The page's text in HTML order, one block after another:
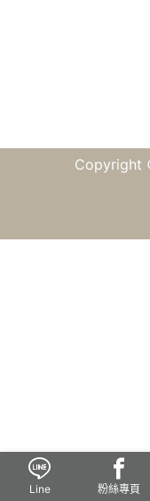
Copyright
Line 粉絲專頁